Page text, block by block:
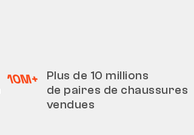
Plus de 10 millions
de paires de chaussures
vendues